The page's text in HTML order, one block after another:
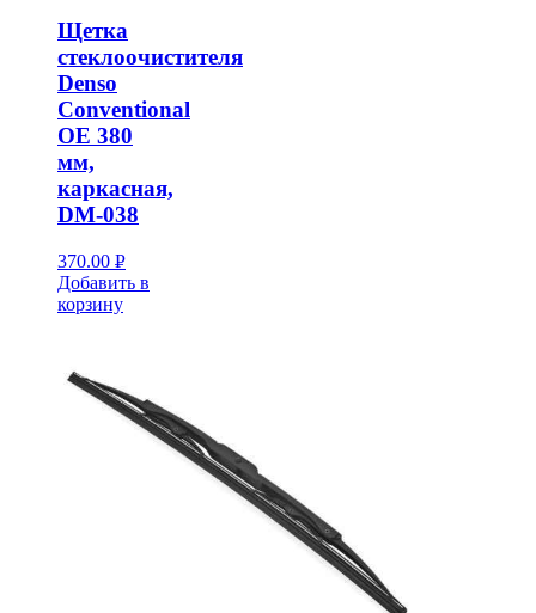
Щетка
стеклоочистителя
Denso
Conventional
OE 380
мм,
каркасная,
DM-038
370.00 Р
УБ.
Добавить в
корзину